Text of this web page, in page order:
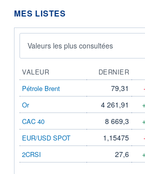
MES LISTES
Valeurs les plus consultées
VALEUR DERNIER
Pétrole Brent
79,31
Or 4 261,91
CAC 40 8 669,3
EUR/USD SPOT 1,15475
2CRSI 27,6